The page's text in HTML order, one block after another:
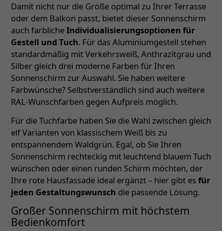
Damit nicht nur die Größe optimal zu Ihrer Terrasse
oder dem Balkon passt, bietet dieser Sonnenschirm
auch farblicheIndividualisierungsoptionen für
Gestell und Tuch. Für das Aluminiumgestell stehen
standardmäßig mit Verkehrsweiß, Anthrazitgrau und
Silber gleich drei moderne Farben für Ihren
Sonnenschirm zur Auswahl. Sie haben weitere
Farbwünsche? Selbstverständlich sind auch weitere
RAL-Wunschfarben gegen Aufpreis möglich.
Für die Tuchfarbe haben Sie die Wahl zwischen gleich
elf Varianten von klassischem Weiß bis zu
entspannendem Waldgrün. Egal, ob Sie Ihren
Sonnenschirm rechteckig mit leuchtend blauem Tuch
wünschen oder einen runden Schirm möchten, der
Ihre rote Hausfassade ideal ergänzt – hier gibt es für
jeden Gestaltungswunsch die passende Lösung.
Großer Sonnenschirm mit höchstem
Bedienkomfort